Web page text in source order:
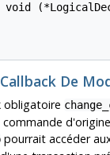
void
Callback De
obligatoire
commande
pourrait accéder